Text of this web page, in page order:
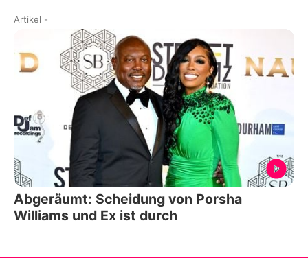
Artikel -
Abgeräumt: Scheidung von Porsha
Williams und Ex ist durch